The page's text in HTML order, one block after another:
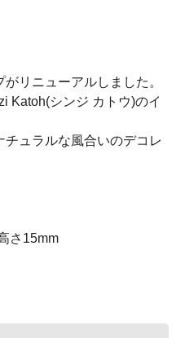
リニューアルしました。
Katoh(シンジ カトウ)のイ
ュラルな風合いのデコレ
さ15mm